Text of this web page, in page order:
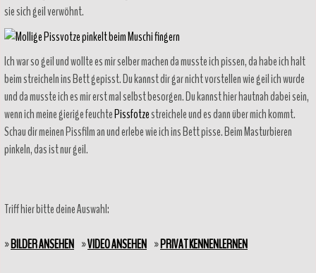
sie sich geil verwöhnt.
Ich war so geil und wollte es mir selber machen da musste ich pissen, da habe ich halt
beim streicheln ins Bett gepisst. Du kannst dir gar nicht vorstellen wie geil ich wurde
und da musste ich es mir erst mal selbst besorgen. Du kannst hier hautnah dabei sein,
wenn ich meine gierige feuchtePissfotzestreichele und es dann über mich kommt.
Schau dir meinen Pissfilm an und erlebe wie ich ins Bett pisse. Beim Masturbieren
pinkeln, das ist nur geil.
Triff hier bitte deine Auswahl:
»BILDER ANSEHEN »VIDEO ANSEHEN »PRIVAT KENNENLERNEN